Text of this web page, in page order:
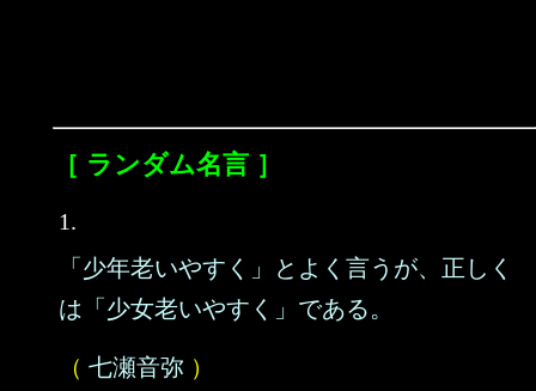
［ ランダム名言 ］
1.
「少年老いやすく」とよく言うが、正しく
は「少女老いやすく」である。
（ 七瀬音弥 ）